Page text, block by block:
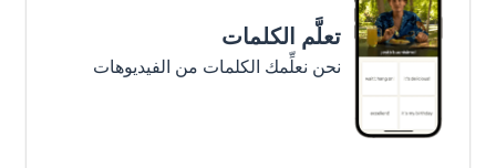
تعلَّم الكلمات
نحن نعلِّمك الكلمات من الفيديوهات